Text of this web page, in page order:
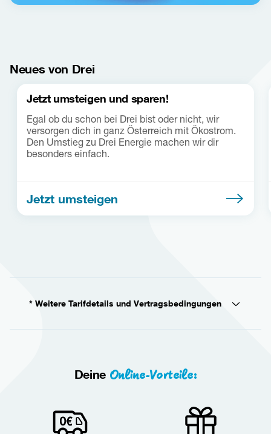
Neues von Drei
Jetzt umsteigen und sparen!
Egal ob du schon bei Drei bist oder nicht, wir
versorgen dich in ganz Österreich mit Ökostrom.
Den Umstieg zu Drei Energie machen wir dir
besonders einfach.
Jetzt umsteigen
* Weitere Tarifdetails und Vertragsbedingungen
Deine Online-Vorteile: